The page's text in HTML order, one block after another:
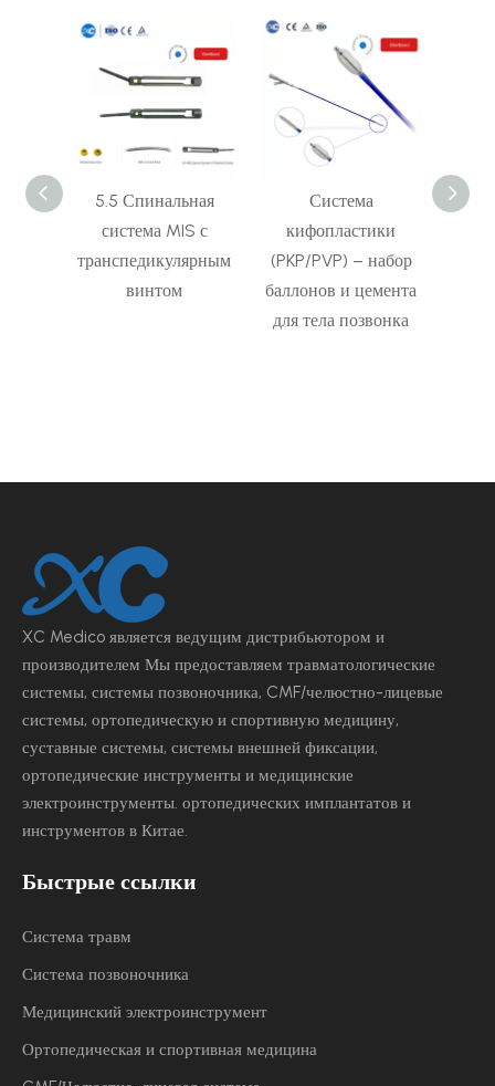
5.5 Спинальная
система MIS с
транспедикулярным
винтом
Система
кифопластики
(PKP/PVP) – набор
баллонов и цемента
для тела позвонка
XC Medico является ведущим дистрибьютором и
производителем Мы предоставляем травматологические
системы, системы позвоночника, CMF/челюстно-лицевые
системы, ортопедическую и спортивную медицину,
суставные системы, системы внешней фиксации,
ортопедические инструменты и медицинские
электроинструменты. ортопедических имплантатов и
инструментов в Китае.
Быстрые ссылки
Система травм
Система позвоночника
Медицинский электроинструмент
Ортопедическая и спортивная медицина